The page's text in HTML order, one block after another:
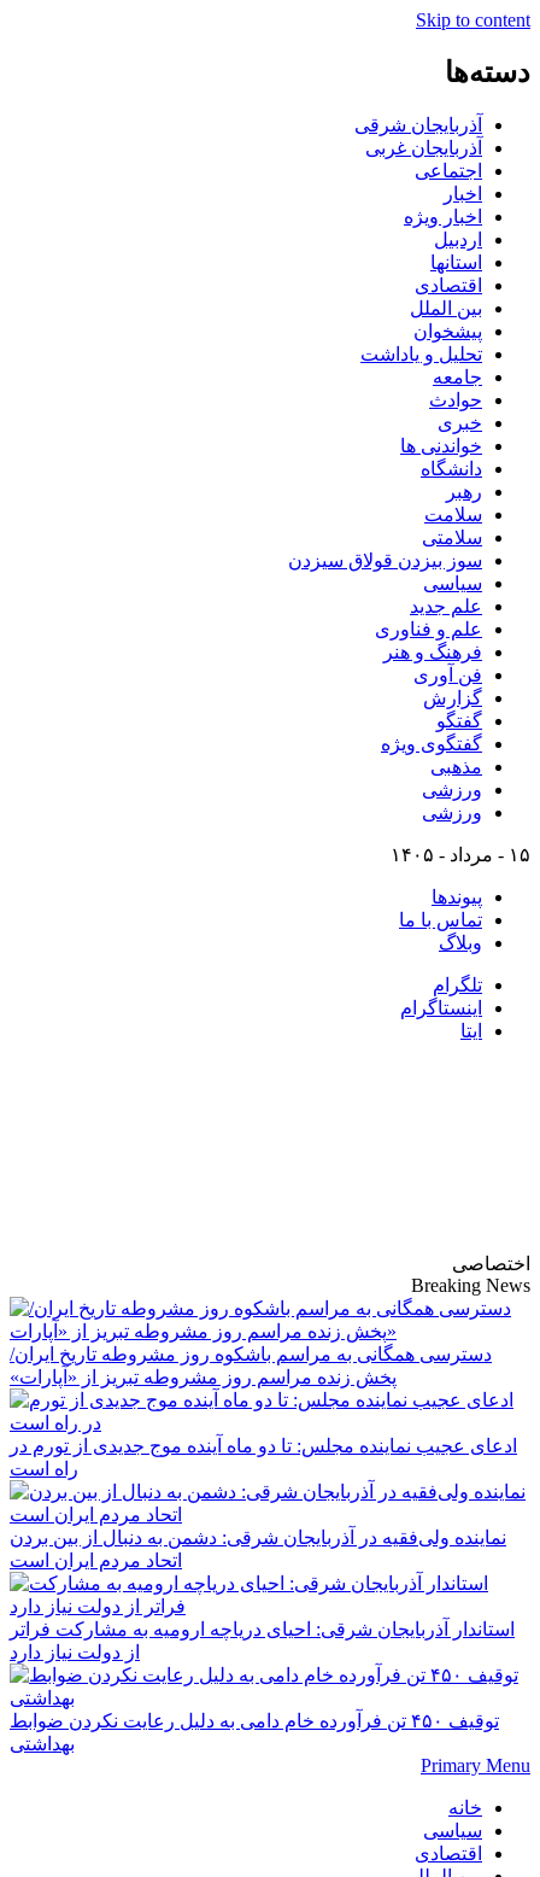
Skip to content
دسته‌ها
آذربایجان شرقی
آذربایجان غربی
اجتماعی
اخبار
اخبار ویژه
اردبیل
استانها
اقتصادی
بین الملل
پیشخوان
تحلیل و یاداشت
جامعه
حوادث
خبری
خواندنی ها
دانشگاه
رهبر
سلامت
سلامتی
سوز بیزدن قولاق سیزدن
سیاسی
علم جدید
علم و فناوری
فرهنگ و هنر
فن آوری
گزارش
گفتگو
گفتگوی ویژه
مذهبی
ورزشی
ورزشی
۱۵ - مرداد - ۱۴۰۵
پیوندها
تماس با ما
وبلاگ
تلگرام
اینستاگرام
ایتا
اختصاصی
Breaking News
دسترسی همگانی به مراسم باشکوه روز مشروطه تاریخ ایران/
پخش زنده مراسم روز مشروطه تبریز از «آپارات»
ادعای عجیب نماینده مجلس: تا دو ماه آینده موج جدیدی از تورم در
راه است
نماینده ولی‌فقیه در آذربایجان شرقی: دشمن به دنبال از بین بردن
اتحاد مردم ایران است
استاندار آذربایجان شرقی: احیای دریاچه ارومیه به مشارکت فراتر
از دولت نیاز دارد
توقیف ۴۵۰ تن فرآورده خام دامی به دلیل رعایت نکردن ضوابط
بهداشتی
Primary Menu
خانه
سیاسی
اقتصادی